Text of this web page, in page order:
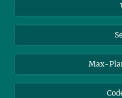
Kolloidchemie
Nachhaltige und Bio-
Max-